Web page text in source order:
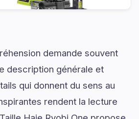
demande souvent
description générale et
qui donnent du sens au
rendent la lecture